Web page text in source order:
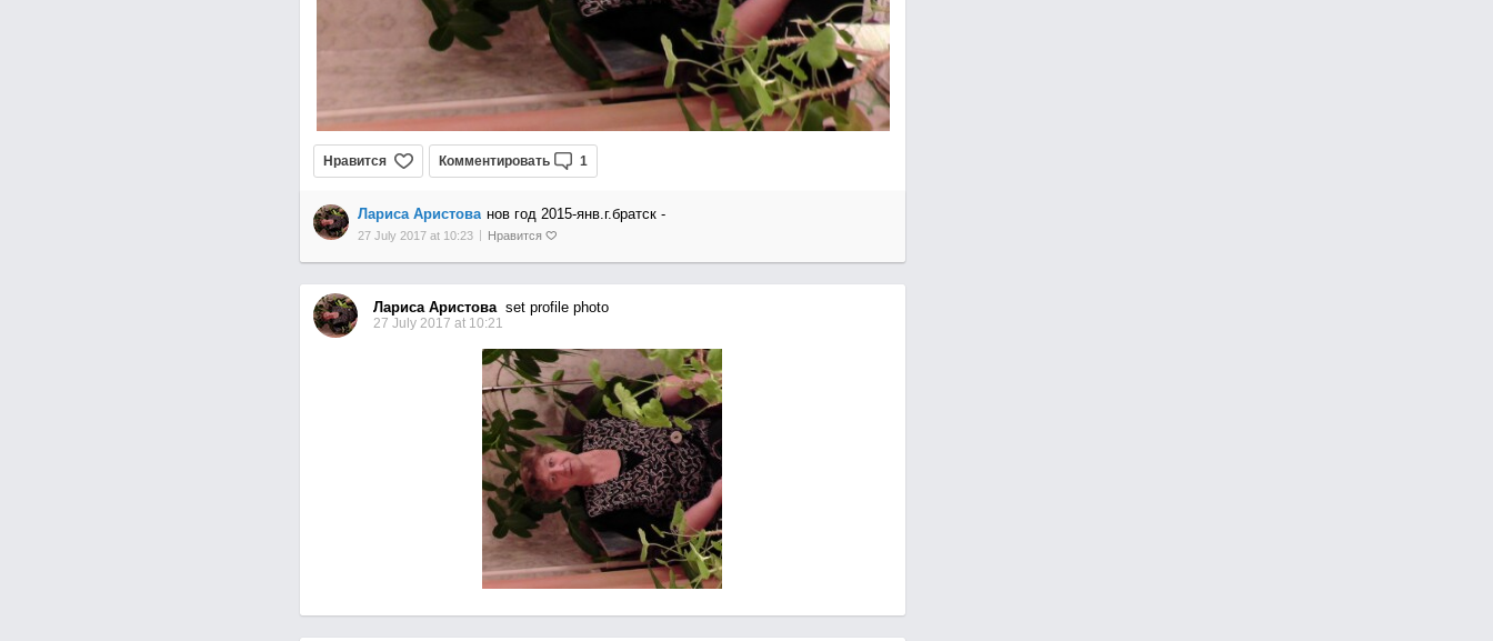
Нравится Комментировать 1
Лариса Аристова нов год 2015-янв.г.братск -
27 July 2017 at 10:23 Нравится
Лариса Аристоваset profile photo
27 July 2017 at 10:21